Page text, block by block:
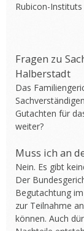
Rubicon-
Fragen zu
Halberstadt
Das
Gutachten für
weiter?
Muss ich an
Nein. Es gibt
Der
Begutachtung
zur Teilnahme
können. Auch